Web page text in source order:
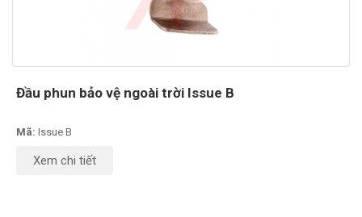
Đầu phun bảo vệ ngoài trời Issue B
Mã: Issue B
Xem chi tiết